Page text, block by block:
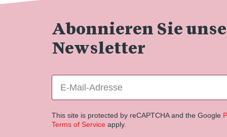
Abonnieren Sie
Newsletter
This site is protected by reCAPTCHA and the Google
Terms of Service apply.